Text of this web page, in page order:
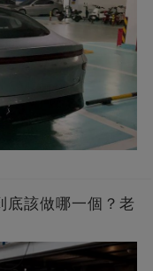
底該做哪一個？老